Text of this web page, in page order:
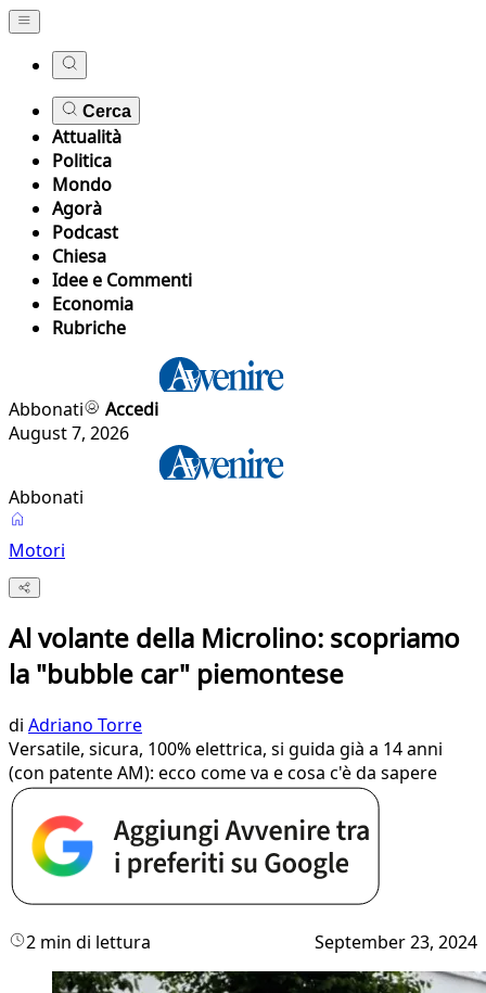
Cerca
Attualità
Politica
Mondo
Agorà
Podcast
Chiesa
Idee e Commenti
Economia
Rubriche
Abbonati
Accedi
August 7, 2026
Abbonati
Motori
Al volante della Microlino: scopriamo
la "bubble car" piemontese
di Adriano Torre
Versatile, sicura, 100% elettrica, si guida già a 14 anni
(con patente AM): ecco come va e cosa c'è da sapere
2 min di lettura September 23, 2024